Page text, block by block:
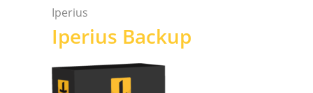
Iperius
Iperius Backup